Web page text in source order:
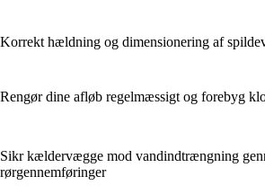
Korrekt hældning og dimensionering af
Rengør dine afløb regelmæssigt og forebyg
Sikr kældervægge mod vandindtrængning
rørgennemføringer